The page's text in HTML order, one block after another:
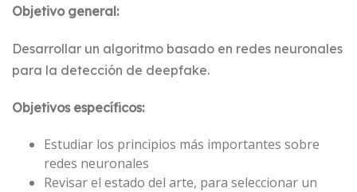
Objetivo general:
Desarrollar un algoritmo basado en redes neuronales
para la detección de deepfake.
Objetivos específicos:
Estudiar los principios más importantes sobre
redes neuronales
Revisar el estado del arte, para seleccionar un